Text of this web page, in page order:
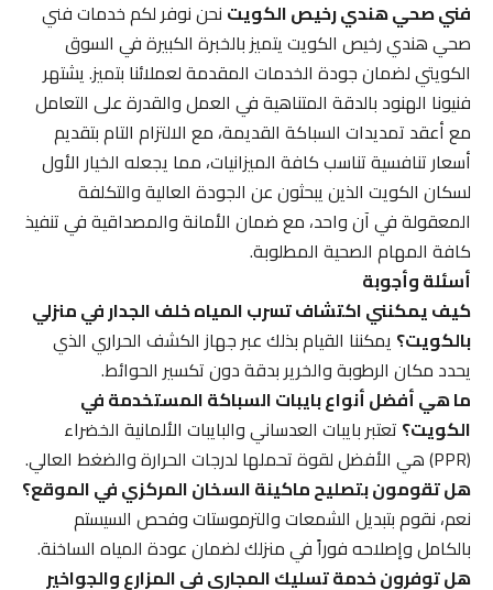
فني صحي هندي رخيص الكويتنحن نوفر لكم خدمات فني
صحي هندي رخيص الكويت يتميز بالخبرة الكبيرة في السوق
الكويتي لضمان جودة الخدمات المقدمة لعملائنا بتميز. يشتهر
فنيونا الهنود بالدقة المتناهية في العمل والقدرة على التعامل
مع أعقد تمديدات السباكة القديمة، مع الالتزام التام بتقديم
أسعار تنافسية تناسب كافة الميزانيات، مما يجعله الخيار الأول
لسكان الكويت الذين يبحثون عن الجودة العالية والتكلفة
المعقولة في آن واحد، مع ضمان الأمانة والمصداقية في تنفيذ
كافة المهام الصحية المطلوبة.
أسئلة وأجوبة
كيف يمكنني اكتشاف تسرب المياه خلف الجدار في منزلي
بالكويت؟يمكننا القيام بذلك عبر جهاز الكشف الحراري الذي
يحدد مكان الرطوبة والخرير بدقة دون تكسير الحوائط.
ما هي أفضل أنواع بايبات السباكة المستخدمة في
الكويت؟تعتبر بايبات العدساني والبايبات الألمانية الخضراء
هل تقومون بتصليح ماكينة السخان المركزي في الموقع؟
نعم، نقوم بتبديل الشمعات والترموستات وفحص السيستم
بالكامل وإصلاحه فوراً في منزلك لضمان عودة المياه الساخنة.
هل توفرون خدمة تسليك المجاري في المزارع والجواخير